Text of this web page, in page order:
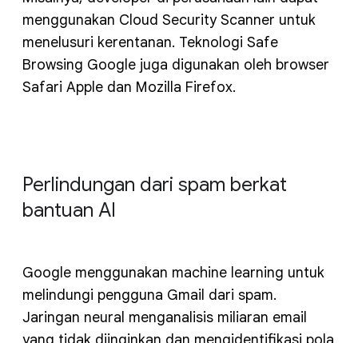
menggunakan Cloud Security Scanner untuk
menelusuri kerentanan. Teknologi Safe
Browsing Google juga digunakan oleh browser
Safari Apple dan Mozilla Firefox.
Perlindungan dari spam berkat
bantuan AI
Google menggunakan machine learning untuk
melindungi pengguna Gmail dari spam.
Jaringan neural menganalisis miliaran email